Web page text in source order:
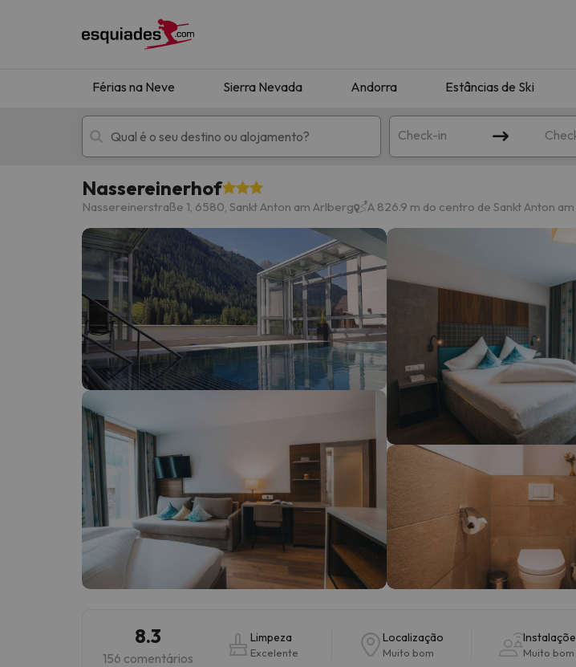
Férias na Neve Sierra Nevada Andorra Estâncias de Ski
Check-in
Férias na neve Hotéis de montanha
Oops, não encontramos nenhum resultado que corresponda à sua pesquisa. Tente
Bem, parece que o nosso Seeker perdeu o seu caminho. Assim que encontrar a sua
Nassereinerhof
Nassereinerstraße 1, 6580, Sankt Anton am Arlberg A 826.9 m do centro de Sankt Anton
8.3
156 comentários
Limpeza
Excelente
Localização
Muito bom Muito bom